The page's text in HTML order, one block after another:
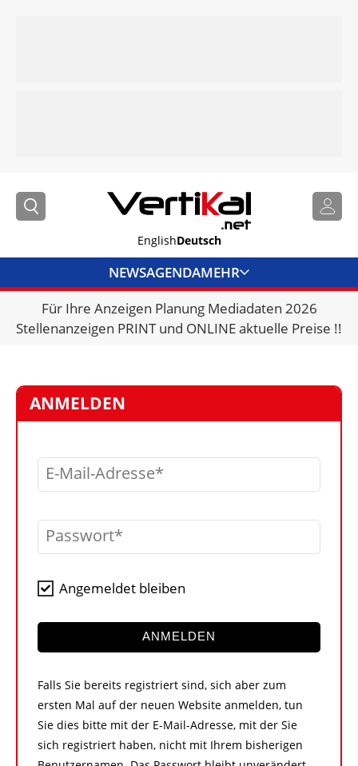
EnglishDeutsch
NEWSAGENDAMEHR
BRANCHENLINKS
VERMIETER
VIDEOS
BIBLIOTHEK
KRAN & BÜHNE
KONTAKT
Für Ihre Anzeigen Planung Mediadaten 2026
Stellenanzeigen PRINT und ONLINE aktuelle Preise !!
ANMELDEN
E-Mail-Adresse
Passwort
Angemeldet bleiben
ANMELDEN
Falls Sie bereits registriert sind, sich aber zum
ersten Mal auf der neuen Website anmelden, tun
Sie dies bitte mit der E-Mail-Adresse, mit der Sie
sich registriert haben, nicht mit Ihrem bisherigen